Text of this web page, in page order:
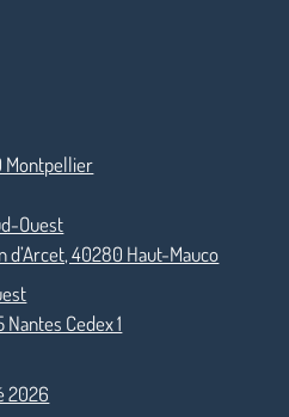
Montpellier
Ouest
d’Arcet, 40280 Haut-Mauco
Cedex 1
2026